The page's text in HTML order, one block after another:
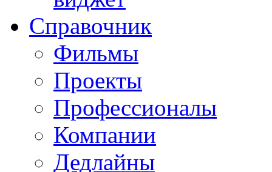
Справочник
Фильмы
Проекты
Профессионалы
Компании
Дедлайны